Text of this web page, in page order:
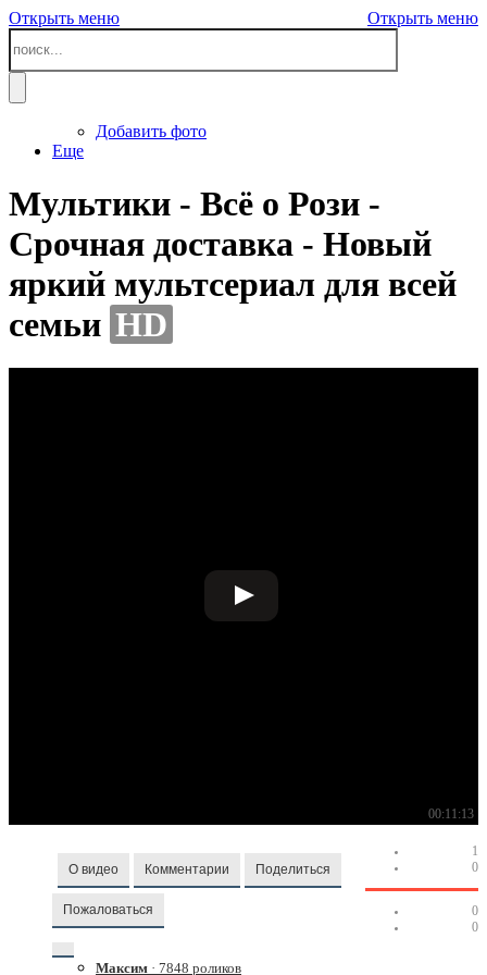
Открыть меню Открыть меню
Добавить фото
Еще
Мультики - Всё о Рози -
Срочная доставка - Новый
яркий мультсериал для всей
семьи HD
00:11:13
О видео Комментарии Поделиться
Пожаловаться
Максим · 7848 роликов
1
0
0
0